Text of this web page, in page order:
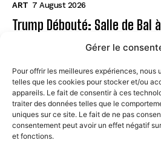
Gérer le
Pour offrir les meilleures expériences, nous
telles que les cookies pour stocker et/ou
appareils. Le fait de consentir à ces
traiter des données telles que le
uniques sur ce site. Le fait de ne pas
consentement peut avoir un effet négatif
et fonctions.
ART 7 August 2026
Trump Débouté: Salle de Bal
Page
CONTACT